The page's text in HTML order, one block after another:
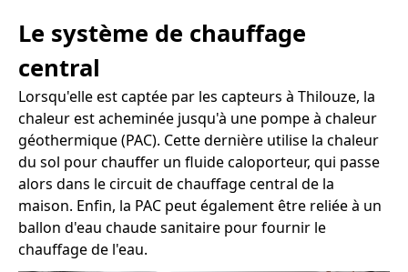
Le système de chauffage
central
Lorsqu'elle est captée par les capteurs à Thilouze, la
chaleur est acheminée jusqu'à une pompe à chaleur
géothermique (PAC). Cette dernière utilise la chaleur
du sol pour chauffer un fluide caloporteur, qui passe
alors dans le circuit de chauffage central de la
maison. Enfin, la PAC peut également être reliée à un
ballon d'eau chaude sanitaire pour fournir le
chauffage de l'eau.